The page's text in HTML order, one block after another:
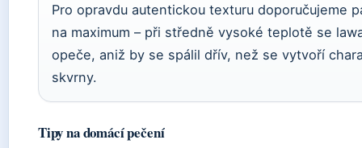
Pro opravdu autentickou texturu doporučujeme
na maximum – při středně vysoké teplotě se
opeče, aniž by se spálil dřív, než se vytvoří
skvrny.
Tipy na domácí pečení